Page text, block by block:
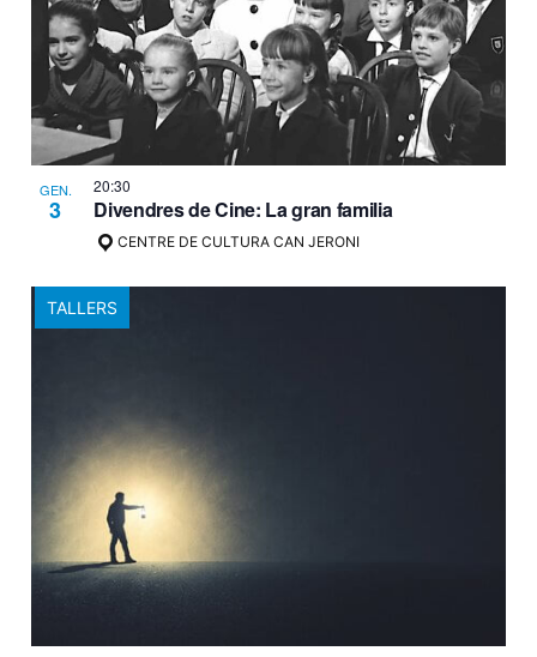
GEN.
3
20:30
Divendres de Cine: La gran familia
CENTRE DE CULTURA CAN JERONI
TALLERS